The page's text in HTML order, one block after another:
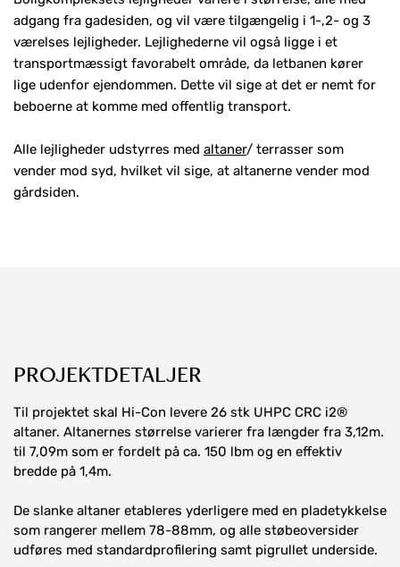
adgang fra gadesiden, og vil være tilgængelig i 1-,2- og 3
værelses lejligheder. Lejlighederne vil også ligge i et
transportmæssigt favorabelt område, da letbanen kører
lige udenfor ejendommen. Dette vil sige at det er nemt for
beboerne at komme med offentlig transport.
Alle lejligheder udstyrres med altaner/ terrasser som
vender mod syd, hvilket vil sige, at altanerne vender mod
gårdsiden.
PROJEKTDETALJER
Til projektet skal Hi-Con levere 26 stk UHPC CRC i2®
altaner. Altanernes størrelse varierer fra længder fra 3,12m.
til 7,09m som er fordelt på ca. 150 lbm og en effektiv
bredde på 1,4m.
De slanke altaner etableres yderligere med en pladetykkelse
som rangerer mellem 78-88mm, og alle støbeoversider
udføres med standardprofilering samt pigrullet underside.